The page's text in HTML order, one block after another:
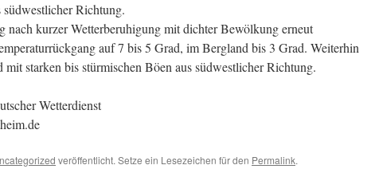
Richtung.
nach kurzer Wetterberuhigung mit dichter Bewölkung erneut
auf 7 bis 5 Grad, im Bergland bis 3 Grad. Weiterhin
starken bis stürmischen Böen aus südwestlicher Richtung.
Wetterdienst
veröffentlicht. Setze ein Lesezeichen für den Permalink.